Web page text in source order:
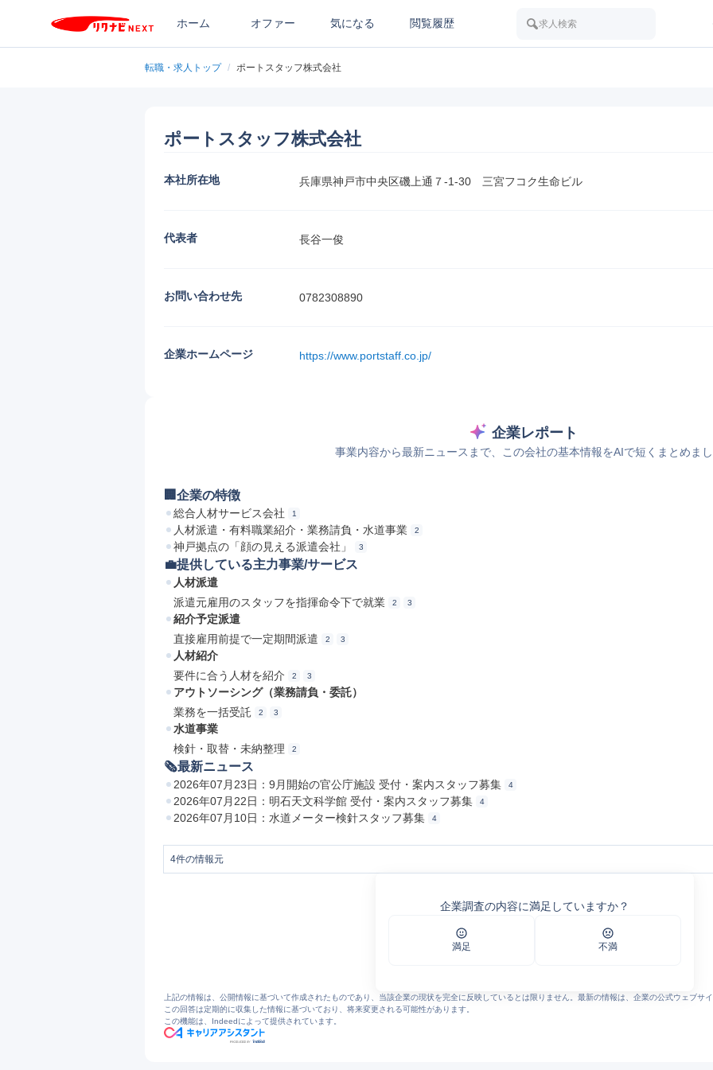
ホーム オファー 気になる 閲覧履歴 求人検索
転職・求人トップ / ポートスタッフ株式会社
ポートスタッフ株式会社
本社所在地 兵庫県神戸市中央区磯上通７-1-30　三宮フコク生命ビル
代表者 長谷一俊
お問い合わせ先 0782308890
企業ホームページ https://www.portstaff.co.jp/
企業レポート
事業内容から最新ニュースまで、この会社の基本情報をAIで短くまとめま
🏢企業の特徴
総合人材サービス会社 1
人材派遣・有料職業紹介・業務請負・水道事業 2
神戸拠点の「顔の見える派遣会社」 3
💼提供している主力事業/サービス
人材派遣
派遣元雇用のスタッフを指揮命令下で就業
2 3
紹介予定派遣
直接雇用前提で一定期間派遣
2 3
人材紹介
要件に合う人材を紹介
2 3
アウトソーシング（業務請負・委託）
業務を一括受託
2 3
水道事業
検針・取替・未納整理
2
🗞最新ニュース
2026年07月23日：9月開始の官公庁施設 受付・案内スタッフ募集 4
2026年07月22日：明石天文科学館 受付・案内スタッフ募集 4
2026年07月10日：水道メーター検針スタッフ募集 4
4件の情報元
企業調査の内容に満足していますか？
満足 不満
上記の情報は、公開情報に基づいて作成されたものであり、当該企業の現状を完全に反映しているとは限りません。最新の情報は、企業の公式ウェブサ
この回答は定期的に収集した情報に基づいており、将来変更される可能性があります。
この機能は、Indeedによって提供されています。